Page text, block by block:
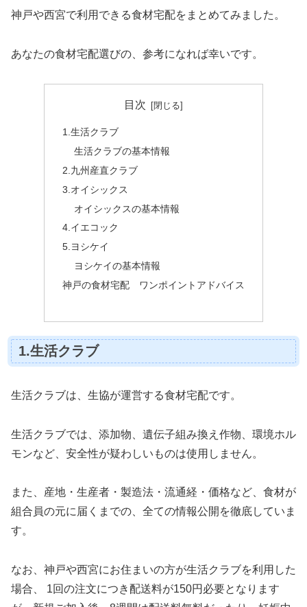
神戸や西宮で利用できる食材宅配をまとめてみました。
あなたの食材宅配選びの、参考になれば幸いです。
目次
1.生活クラブ
生活クラブの基本情報
2.九州産直クラブ
3.オイシックス
オイシックスの基本情報
4.イエコック
5.ヨシケイ
ヨシケイの基本情報
神戸の食材宅配 ワンポイントアドバイス
1.生活クラブ
生活クラブは、生協が運営する食材宅配です。
生活クラブでは、添加物、遺伝子組み換え作物、環境ホル
モンなど、安全性が疑わしいものは使用しません。
また、産地・生産者・製造法・流通経・価格など、食材が
組合員の元に届くまでの、全ての情報公開を徹底していま
す。
なお、神戸や西宮にお住まいの方が生活クラブを利用した
場合、 1回の注文につき配送料が150円必要となります